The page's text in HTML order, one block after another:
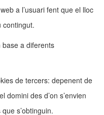
a l’usuari fent que el lloc
contingut.
base a diferents
de tercers: depenent de
domini des d’on s’envien
s’obtinguin.